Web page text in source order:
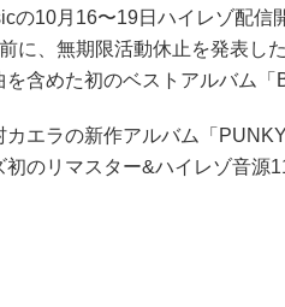
の10月16〜19日ハイレゾ配信
に、無期限活動休止を発表し
を含めた初のベストアルバム「
エラの新作アルバム「
初のリマスター&ハイレゾ音源